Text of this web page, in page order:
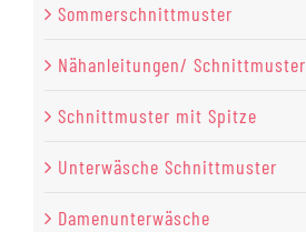
Sommerschnittmuster
Nähanleitungen/ Schnittmuster
Schnittmuster mit Spitze
Unterwäsche Schnittmuster
Damenunterwäsche